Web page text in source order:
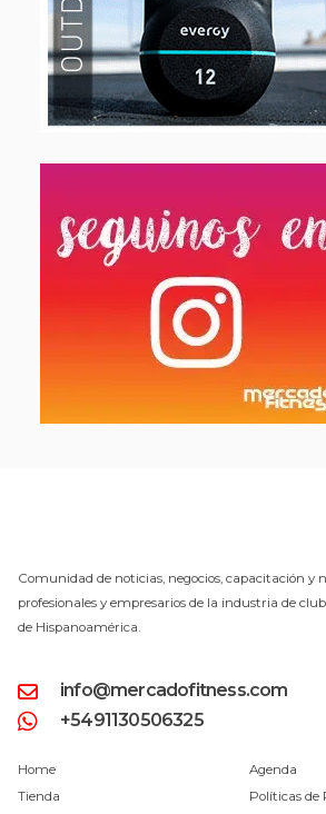
Comunidad de noticias, negocios, capacitación y
profesionales y empresarios de la industria de
de Hispanoamérica.
info@mercadofitness.com
+5491130506325
Home
Tienda
Agenda
Políticas de